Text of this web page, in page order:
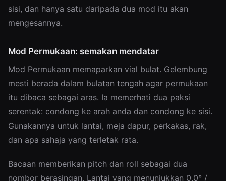
sisi, dan hanya satu daripada dua mod itu akan
mengesannya.
Mod Permukaan: semakan mendatar
Mod Permukaan memaparkan vial bulat. Gelembung
mesti berada dalam bulatan tengah agar permukaan
itu dibaca sebagai aras. Ia memerhati dua paksi
serentak: condong ke arah anda dan condong ke sisi.
Gunakannya untuk lantai, meja dapur, perkakas, rak,
dan apa sahaja yang terletak rata.
Bacaan memberikan pitch dan roll sebagai dua
nombor berasingan. Lantai yang menunjukkan 0.0° /